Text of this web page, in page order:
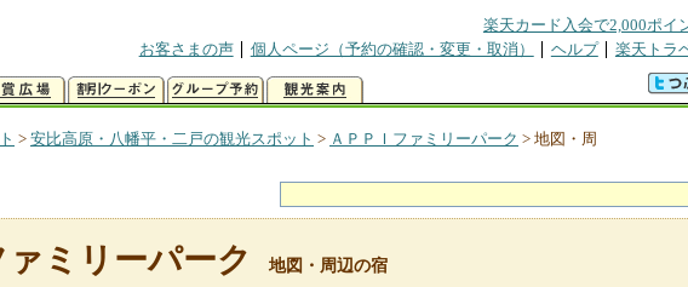
楽天カード入会で2,000ポイ
お客さまの声
個人ページ（予約の確認・変更・取消） ヘルプ 楽天トラ
> 安比高原・八幡平・二戸の観光スポット > ＡＰＰＩファミリーパーク > 地図・周
ァミリーパーク 地図・周辺の宿